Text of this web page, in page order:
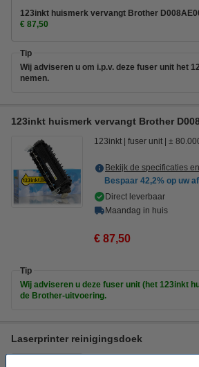
123inkt huismerk vervangt Brother
€ 87,50
Tip
Wij adviseren u om i.p.v. deze fuser unit het
nemen.
123inkt huismerk vervangt Brother
123inkt fuser unit ±
Bekijk de specificaties
Bespaar 42,2% op uw
Direct leverbaar
Maandag in huis
€ 87,50
Tip
Wij adviseren u deze fuser unit (het 123inkt
de Brother-uitvoering.
Laserprinter reinigingsdoek